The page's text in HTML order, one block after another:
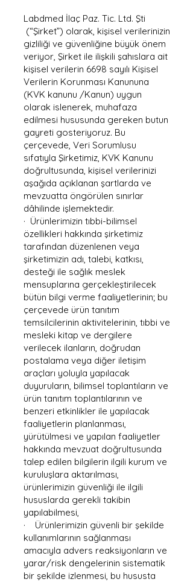
Labdmed İlaç Paz. Tic. Ltd. Şti
(“Şirket”) olarak, kişisel verilerinizin
gizliliği ve güvenliğine büyük önem
veriyor, Şirket ile ilişkili şahıslara ait
kişisel verilerin 6698 sayılı Kişisel
Verilerin Korunması Kanununa
(KVK kanunu /Kanun) uygun
olarak islenerek, muhafaza
edilmesi hususunda gereken butun
gayreti gosteriyoruz. Bu
çerçevede, Veri Sorumlusu
sıfatıyla Şirketimiz, KVK Kanunu
doğrultusunda, kişisel verilerinizi
aşağıda açıklanan şartlarda ve
mevzuatta öngörülen sınırlar
dâhilinde işlemektedir.
· Ürünlerimizin tıbbi-bilimsel
özellikleri hakkında şirketimiz
tarafından düzenlenen veya
şirketimizin adı, talebi, katkısı,
desteği ile sağlık meslek
mensuplarına gerçekleştirilecek
bütün bilgi verme faaliyetlerinin; bu
çerçevede ürün tanıtım
temsilcilerinin aktivitelerinin, tıbbi ve
mesleki kitap ve dergilere
verilecek ilanların, doğrudan
postalama veya diğer iletişim
araçları yoluyla yapılacak
duyuruların, bilimsel toplantıların ve
ürün tanıtım toplantılarının ve
benzeri etkinlikler ile yapılacak
faaliyetlerin planlanması,
yürütülmesi ve yapılan faaliyetler
hakkında mevzuat doğrultusunda
talep edilen bilgilerin ilgili kurum ve
kuruluşlara aktarılması,
ürünlerimizin güvenliği ile ilgili
hususlarda gerekli takibin
yapılabilmesi,
· Ürünlerimizin güvenli bir şekilde
kullanımlarının sağlanması
amacıyla advers reaksiyonların ve
yarar/risk dengelerinin sistematik
bir şekilde izlenmesi, bu hususta